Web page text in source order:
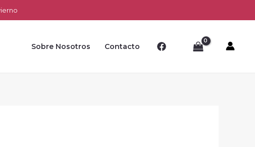
Sobre Nosotros Contacto